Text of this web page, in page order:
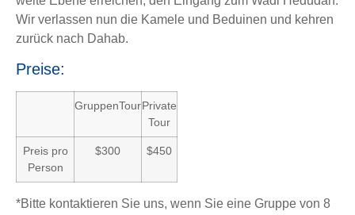
Wir verlassen nun die Kamele und Beduinen und kehren
zurück nach Dahab.
Preise:
GruppenTourPrivate
Tour
Preis pro
Person
$300 $450
*Bitte kontaktieren Sie uns, wenn Sie eine Gruppe von 8